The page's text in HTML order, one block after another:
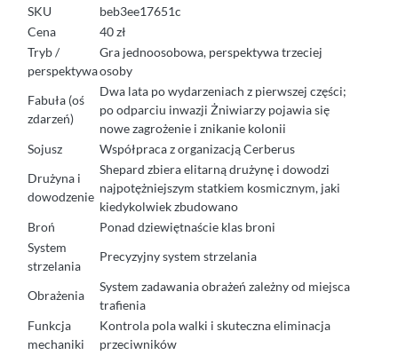
SKU
beb3ee17651c
Cena
40 zł
Tryb /
perspektywa
Gra jednoosobowa, perspektywa trzeciej
osoby
Fabuła (oś
zdarzeń)
Dwa lata po wydarzeniach z pierwszej części;
po odparciu inwazji Żniwiarzy pojawia się
nowe zagrożenie i znikanie kolonii
Sojusz
Współpraca z organizacją Cerberus
Drużyna i
dowodzenie
Shepard zbiera elitarną drużynę i dowodzi
najpotężniejszym statkiem kosmicznym, jaki
kiedykolwiek zbudowano
Broń
Ponad dziewiętnaście klas broni
System
strzelania
Precyzyjny system strzelania
Obrażenia
System zadawania obrażeń zależny od miejsca
trafienia
Funkcja
mechaniki
Kontrola pola walki i skuteczna eliminacja
przeciwników